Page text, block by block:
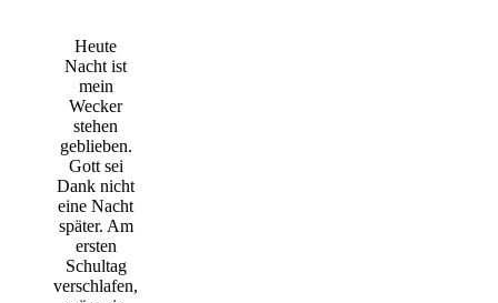
Heute
Nacht ist
mein
Wecker
stehen
geblieben.
Gott sei
Dank nicht
eine Nacht
später. Am
ersten
Schultag
verschlafen,